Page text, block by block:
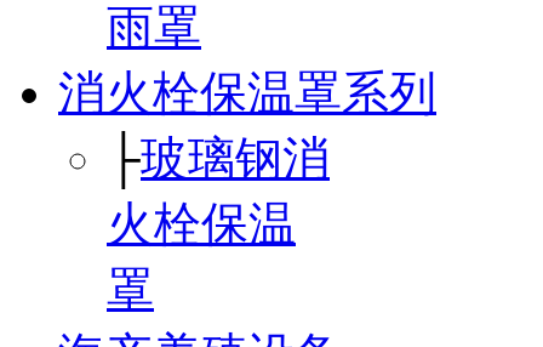
雨罩
消火栓保温罩系列
├玻璃钢消
火栓保温
罩